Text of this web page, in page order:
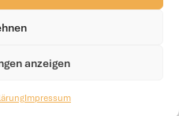
anzeigen
Impressum